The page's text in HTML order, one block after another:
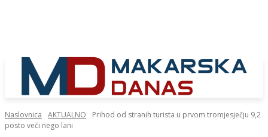
Naslovnica AKTUALNO
Prihod od stranih turista u prvom tromjesječju 9,2
posto veći nego lani